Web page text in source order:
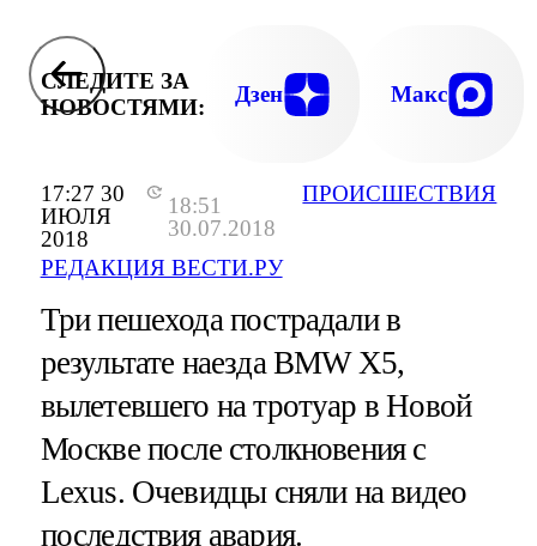
17:27 30
ИЮЛЯ
2018
18:51
30.07.2018
РЕДАКЦИЯ ВЕСТИ.РУ
ПРОИСШЕСТВИЯ
СЛЕДИТЕ ЗА
НОВОСТЯМИ:
Дзен Макс
Три пешехода пострадали в
результате наезда BMW X5,
вылетевшего на тротуар в Новой
Москве после столкновения с
Lexus. Очевидцы сняли на видео
последствия авария.